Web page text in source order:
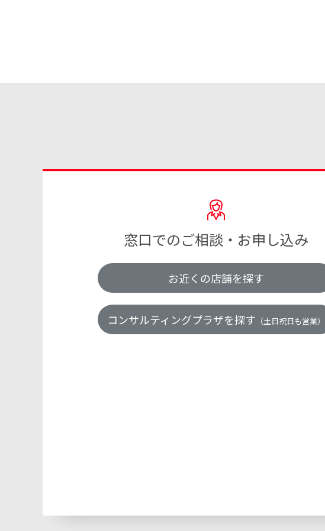
窓口でのご相談・お申し込み
お近くの店舗を探す
コンサルティングプラザを探す （土日祝日も営業）